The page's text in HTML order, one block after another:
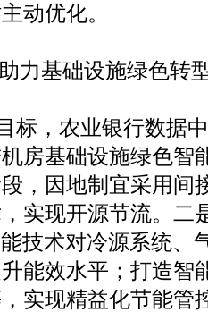
动优化。
基础设施绿色转
，农业银行数据
房基础设施绿色智
，因地制宜采用间
实现开源节流。二
技术对冷源系统、
能效水平；打造智
实现精益化节能管